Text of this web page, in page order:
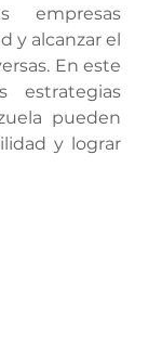
empresas
y alcanzar el
En este
estrategias
pueden
y lograr